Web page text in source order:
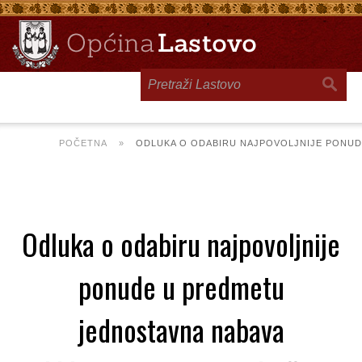
POČETNA » ODLUKA O ODABIRU NAJPOVOLJNIJE
Odluka o odabiru najpovoljnije
ponude u predmetu
jednostavna nabava